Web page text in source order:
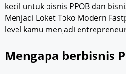
kecil untuk bisnis PPOB dan
Menjadi Loket Toko Modern
level kamu menjadi
Mengapa berbisnis